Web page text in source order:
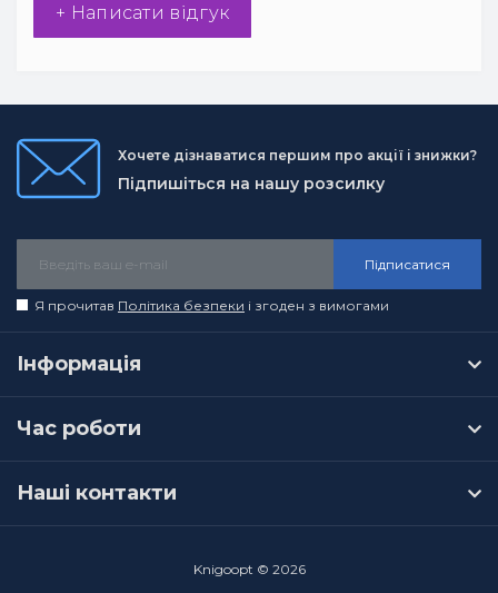
+ Написати відгук
Хочете дізнаватися першим про акції і знижки?
Підпишіться на нашу розсилку
Підписатися
Я прочитав Політика безпеки і згоден з вимогами
Інформація
Час роботи
Наші контакти
Knigoopt © 2026